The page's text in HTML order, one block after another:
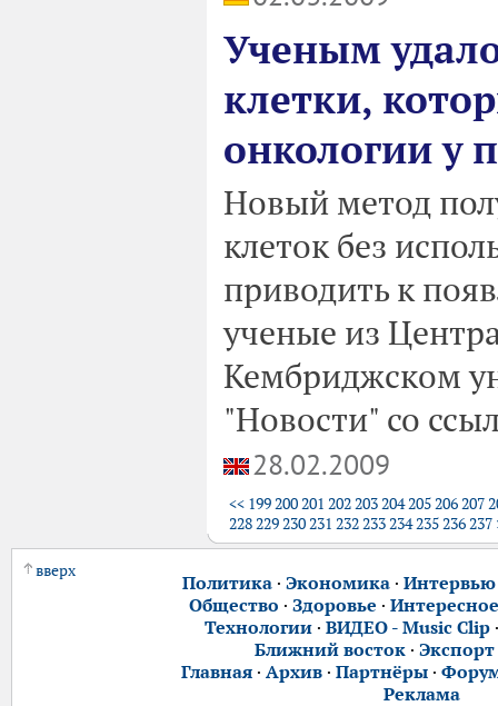
Ученым
клетки,
онкологии у
Новый метод
клеток без
приводить к
ученые из
Кембриджском
"Новости" со
28.02.2009
<< 199200201 202203204205206207
228229230231 232233234235236237
вверх
Политика· Экономика· Интервью
Общество · Здоровье · Интересное
Технологии· ВИДЕО - Music Clip
Ближний восток ·
Главная· Архив· Партнёры·
Реклама